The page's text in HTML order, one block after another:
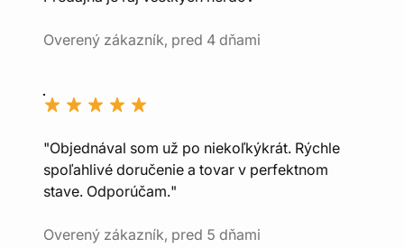
Overený zákazník, pred 4 dňami
"Objednával som už po niekoľkýkrát. Rýchle
spoľahlivé doručenie a tovar v perfektnom
stave. Odporúčam."
Overený zákazník, pred 5 dňami